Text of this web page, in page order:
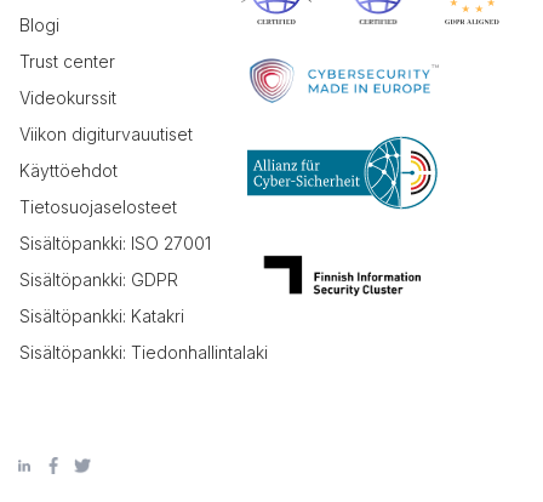
Blogi
Trust center
Videokurssit
Viikon digiturvauutiset
Käyttöehdot
Tietosuojaselosteet
Sisältöpankki: ISO 27001
Sisältöpankki: GDPR
Sisältöpankki: Katakri
Sisältöpankki: Tiedonhallintalaki